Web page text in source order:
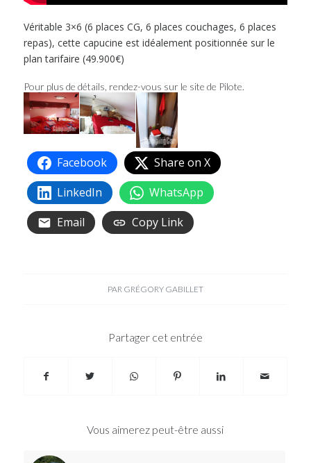
Véritable 3×6 (6 places CG, 6 places couchages, 6 places
repas), cette capucine est idéalement positionnée sur le
plan tarifaire (49.900€)
Pour plus de détails, rendez-vous sur le site de Pilote.
Facebook
Share on X
LinkedIn
WhatsApp
Email
Copy Link
PAR GRÉGORY GABILLET
Partager cet entrée
Vous aimerez peut-être aussi